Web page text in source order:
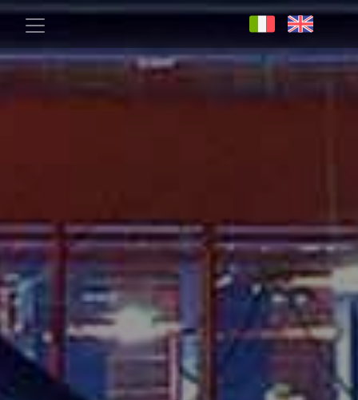
Salta al contenuto principale